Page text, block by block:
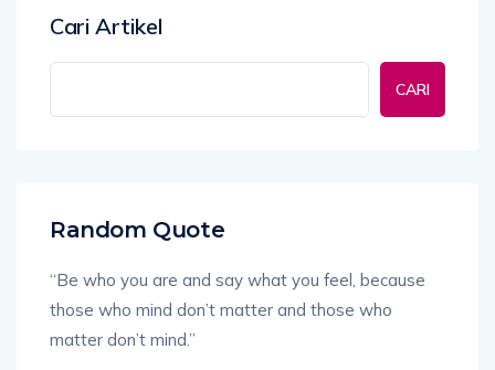
Cari Artikel
CARI
Random Quote
“Be who you are and say what you feel, because
those who mind don’t matter and those who
matter don’t mind.”